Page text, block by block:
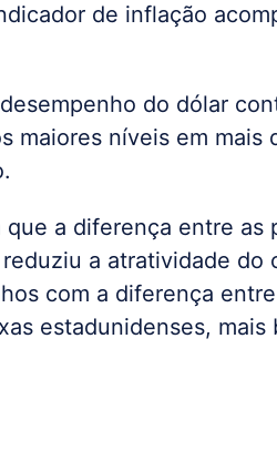
de inflação
do dólar
maiores níveis em mais
que a diferença entre
a atratividade do
com a diferença
estadunidenses, mais